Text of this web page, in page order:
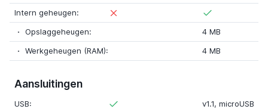
Intern geheugen:
Opslaggeheugen:
4 MB
Werkgeheugen (RAM):
4 MB
Aansluitingen
USB: v1.1, microUSB